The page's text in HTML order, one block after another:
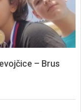
– Brus